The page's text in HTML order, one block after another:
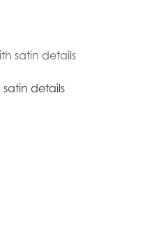
satin details